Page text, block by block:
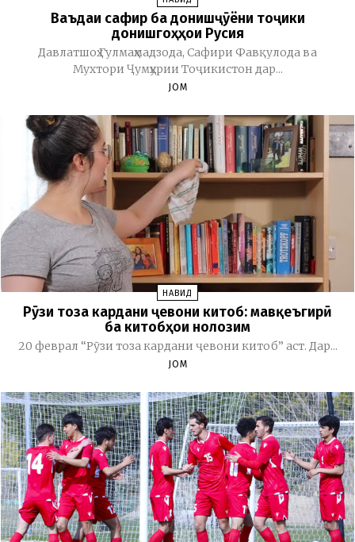
Ваъдаи сафир ба донишҷӯёни тоҷики
донишгоҳҳои Русия
Давлатшоҳ Гулмаҳмадзода, Сафири Фавқулода ва
Мухтори Ҷумҳурии Тоҷикистон дар...
JOM
НАВИД
Рӯзи тоза кардани ҷевони китоб: мавқеъгирӣ
ба китобҳои нолозим
20 феврал “Рӯзи тоза кардани ҷевони китоб” аст. Дар...
JOM